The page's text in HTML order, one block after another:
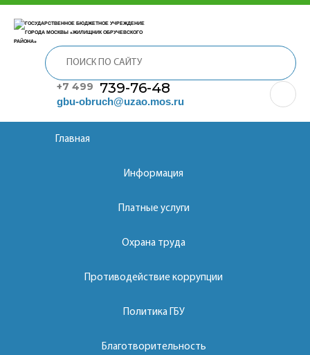
+7 499 739-76-48
gbu-obruch@uzao.mos.ru
Главная
Информация
Платные услуги
Охрана труда
Противодействие коррупции
Политика ГБУ
Благотворительность